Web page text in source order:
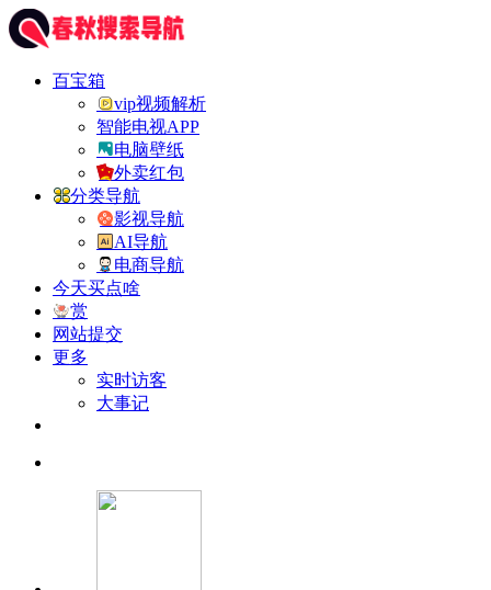
百宝箱
vip视频解析
智能电视APP
电脑壁纸
外卖红包
分类导航
影视导航
AI导航
电商导航
今天买点啥
赏
网站提交
更多
实时访客
大事记